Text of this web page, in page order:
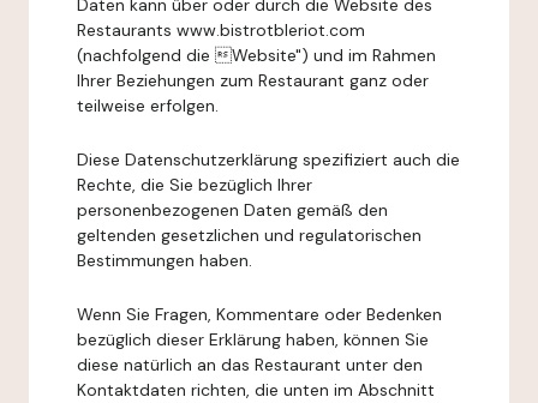
Daten kann über oder durch die Website des
Restaurants www.bistrotbleriot.com
(nachfolgend die Website") und im Rahmen
Ihrer Beziehungen zum Restaurant ganz oder
teilweise erfolgen.
Diese Datenschutzerklärung spezifiziert auch die
Rechte, die Sie bezüglich Ihrer
personenbezogenen Daten gemäß den
geltenden gesetzlichen und regulatorischen
Bestimmungen haben.
Wenn Sie Fragen, Kommentare oder Bedenken
bezüglich dieser Erklärung haben, können Sie
diese natürlich an das Restaurant unter den
Kontaktdaten richten, die unten im Abschnitt